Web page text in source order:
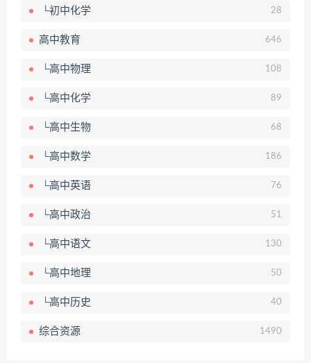
└初中化学 28
高中教育 646
└高中物理 108
└高中化学 89
└高中生物 68
└高中数学 186
└高中英语 76
└高中政治 51
└高中语文 130
└高中地理 50
└高中历史 40
综合资源 1490